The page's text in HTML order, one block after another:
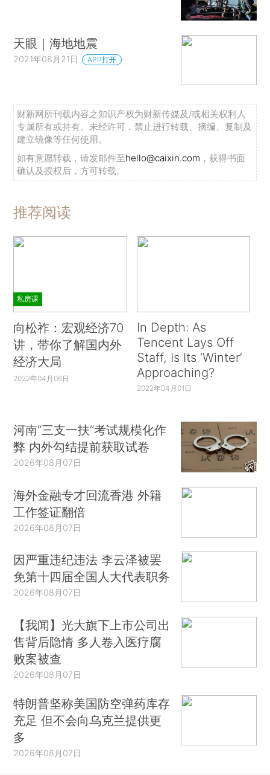
天眼｜海地地震
2021年08月21日 APP打开
财新网所刊载内容之知识产权为财新传媒及/或相关权利人
专属所有或持有。未经许可，禁止进行转载、摘编、复制及
建立镜像等任何使用。
如有意愿转载，请发邮件至hello@caixin.com ，获得书面
确认及授权后，方可转载。
推荐阅读
私房课
向松祚：宏观经济70
讲，带你了解国内外
经济大局
2022年04月06日
In Depth: As
Tencent Lays Off
Staff, Is Its ‘Winter’
Approaching?
2022年04月01日
河南“三支一扶”考试规模化作
弊 内外勾结提前获取试卷
2026年08月07日
海外金融专才回流香港 外籍
工作签证翻倍
2026年08月07日
因严重违纪违法 李云泽被罢
免第十四届全国人大代表职务
2026年08月07日
【我闻】光大旗下上市公司出
售背后隐情 多人卷入医疗腐
败案被查
2026年08月07日
特朗普坚称美国防空弹药库存
充足 但不会向乌克兰提供更
多
2026年08月07日